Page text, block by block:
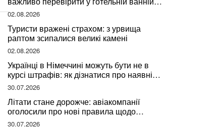
за словами досвідченої мандрівниці
02.08.2026
Туристи вражені страхом: з урвища
раптом зсипалися великі камені
02.08.2026
Українці в Німеччині можуть бути не в
курсі штрафів: як дізнатися про наявні
борги
30.07.2026
Літати стане дорожче: авіакомпанії
оголосили про нові правила щодо
вибору місць
30.07.2026